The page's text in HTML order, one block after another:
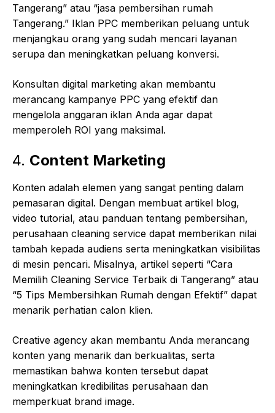
Tangerang” atau “jasa pembersihan rumah
Tangerang.” Iklan PPC memberikan peluang untuk
menjangkau orang yang sudah mencari layanan
serupa dan meningkatkan peluang konversi.
Konsultan digital marketing akan membantu
merancang kampanye PPC yang efektif dan
mengelola anggaran iklan Anda agar dapat
memperoleh ROI yang maksimal.
4. Content Marketing
Konten adalah elemen yang sangat penting dalam
pemasaran digital. Dengan membuat artikel blog,
video tutorial, atau panduan tentang pembersihan,
perusahaan cleaning service dapat memberikan nilai
tambah kepada audiens serta meningkatkan visibilitas
di mesin pencari. Misalnya, artikel seperti “Cara
Memilih Cleaning Service Terbaik di Tangerang” atau
“5 Tips Membersihkan Rumah dengan Efektif” dapat
menarik perhatian calon klien.
Creative agency akan membantu Anda merancang
konten yang menarik dan berkualitas, serta
memastikan bahwa konten tersebut dapat
meningkatkan kredibilitas perusahaan dan
memperkuat brand image.